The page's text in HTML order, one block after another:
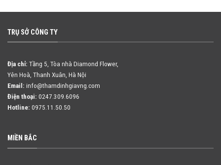
TRỤ SỞ CÔNG TY
Địa chỉ: Tầng 5, Tòa nhà Diamond Flower,
Yên Hoà, Thanh Xuân, Hà Nội
Email: info@thamdinhgiavng.com
Điện thoại: 0247.309.6096
Hotline: 0975.11.50.50
MIỀN BẮC